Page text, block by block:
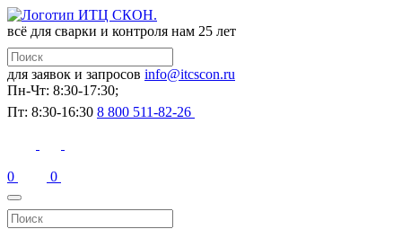
всё для сварки и контроля нам 25 лет
для заявок и запросов info@itcscon.ru
Пн-Чт: 8:30-17:30;
Пт: 8:30-16:30 8 800 511-82-26
0 0